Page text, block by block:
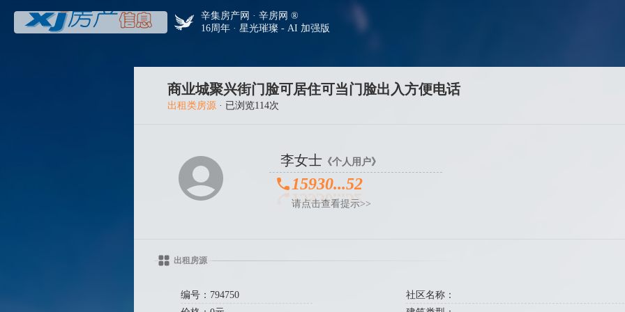
辛集房产网 · 辛房网 ®
16周年 · 星光璀璨 - AI 加强版
商业城聚兴街门脸可居住可当门脸出入方便电话
出租类房源 · 已浏览114次
李女士《个人用户》
15930...52
请点击查看提示>>
出租房源
编号：794750
社区名称：